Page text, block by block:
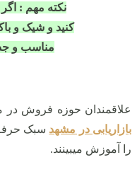
نکته مهم :
کنید و شیک و
مناسب و
علاقمندان حوزه فروش در
بازاریابی در مشهد سبک
را آموزش میبینند.